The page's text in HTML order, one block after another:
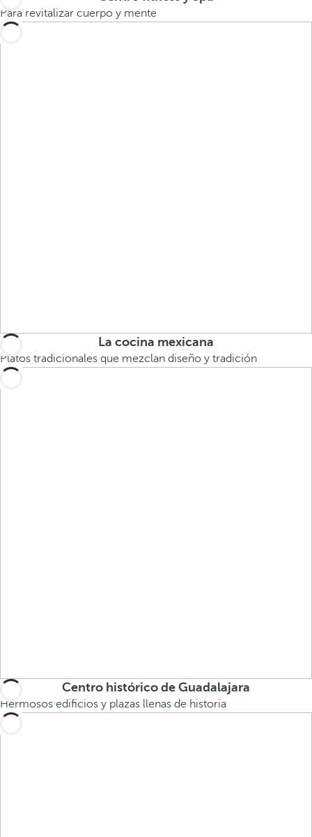
Para revitalizar cuerpo y mente
La cocina mexicana
Platos tradicionales que mezclan diseño y tradición
Centro histórico de Guadalajara
Hermosos edificios y plazas llenas de historia